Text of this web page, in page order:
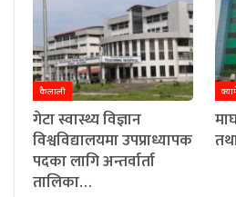
कैलाली
गेटा स्वास्थ्य विज्ञान
विश्वविद्यालयमा उपप्राध्यापक
पदका लागि अन्तर्वार्ता
तालिका…